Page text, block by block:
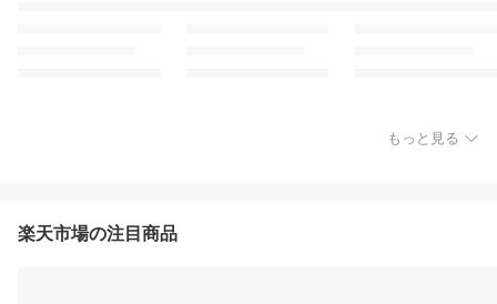
もっと見る
楽天市場の注目商品